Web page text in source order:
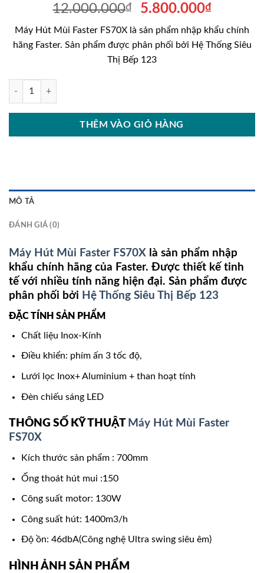
12.000.000₫
Giá
là:
12.000.000₫.
5.800.000₫Giá
hiện
tại
là:
Máy Hút Mùi Faster FS70X là sản phẩm nhập khẩu chính
hãng Faster. Sản phẩm được phân phối bởi Hệ Thống Siêu
Thị Bếp 123
Máy Hút Mùi Faster FS70X số lượng
THÊM VÀO GIỎ HÀNG
MÔ TẢ
ĐÁNH GIÁ (0)
Máy Hút Mùi Faster FS70X là sản phẩm nhập
khẩu chính hãng của Faster. Được thiết kế tinh
tế với nhiều tính năng hiện đại. Sản phẩm được
phân phối bởi Hệ Thống Siêu Thị Bếp 123
ĐẶC TÍNH SẢN PHẨM
Chất liệu Inox-Kính
Điều khiển: phím ấn 3 tốc độ,
Lưới lọc Inox+ Aluminium + than hoạt tính
Đèn chiếu sáng LED
THÔNG SỐ KỸ THUẬT Máy Hút Mùi Faster
FS70X
Kích thước sản phẩm : 700mm
Ống thoát hút mui :150
Công suất motor: 130W
Công suất hút: 1400m3/h
Độ ồn: 46dbA(Công nghệ Ultra swing siêu êm)
HÌNH ẢNH SẢN PHẨM